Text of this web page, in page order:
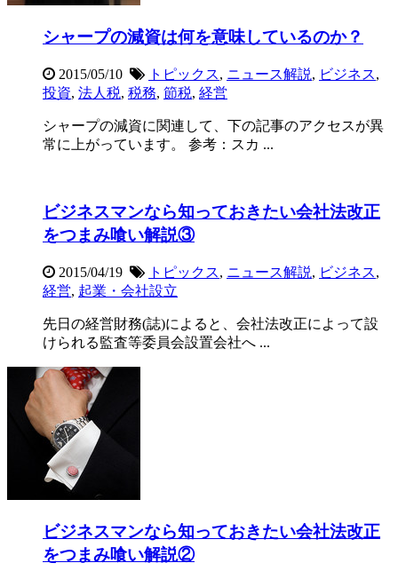
シャープの減資は何を意味しているのか？
2015/05/10 トピックス, ニュース解説, ビジネス,
投資, 法人税, 税務, 節税, 経営
シャープの減資に関連して、下の記事のアクセスが異
常に上がっています。 参考：スカ ...
ビジネスマンなら知っておきたい会社法改正
をつまみ喰い解説③
2015/04/19 トピックス, ニュース解説, ビジネス,
経営, 起業・会社設立
先日の経営財務(誌)によると、会社法改正によって設
けられる監査等委員会設置会社へ ...
ビジネスマンなら知っておきたい会社法改正
をつまみ喰い解説②